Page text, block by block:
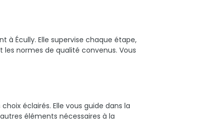
Écully. Elle supervise chaque étape,
normes de qualité convenus. Vous
éclairés. Elle vous guide dans la
éléments nécessaires à la